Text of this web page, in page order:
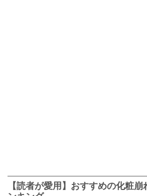
【読者が愛用】おすすめの化粧